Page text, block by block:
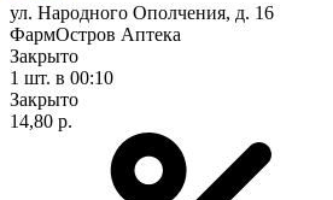
ул. Народного Ополчения, д. 16
ФармОстров Аптека
Закрыто
1 шт. в 00:10
Закрыто
14,80 р.